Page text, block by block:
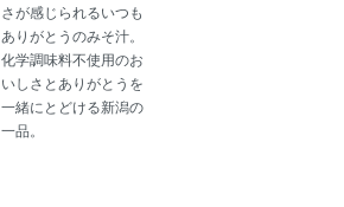
さが感じられるいつも
ありがとうのみそ汁。
化学調味料不使用のお
いしさとありがとうを
一緒にとどける新潟の
一品。